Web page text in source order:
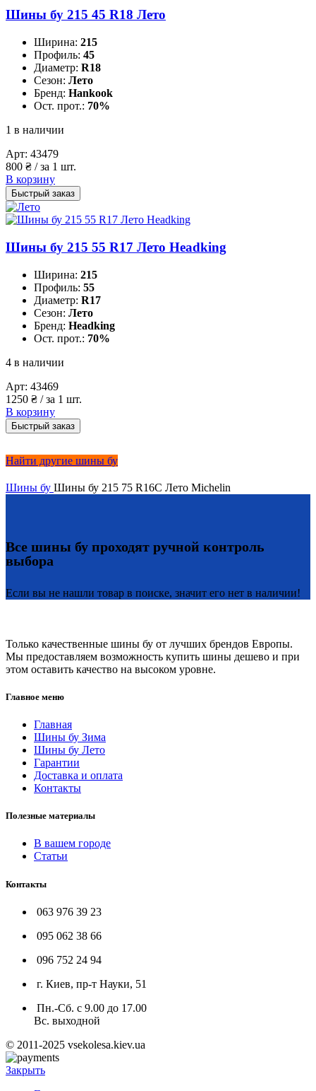
Шины бу 215 45 R18 Лето
Ширина: 215
Профиль: 45
Диаметр: R18
Сезон: Лето
Бренд: Hankook
Ост. прот.: 70%
1 в наличии
Арт: 43479
800 ₴ / за 1 шт.
В корзину
Быстрый заказ
Шины бу 215 55 R17 Лето Headking
Ширина: 215
Профиль: 55
Диаметр: R17
Сезон: Лето
Бренд: Headking
Ост. прот.: 70%
4 в наличии
Арт: 43469
1250 ₴ / за 1 шт.
В корзину
Быстрый заказ
Найти другие шины бу
Шины бу Шины бу 215 75 R16C Лето Michelin
Все шины бу проходят ручной контроль
выбора
Если вы не нашли товар в поиске, значит его нет в наличии!
Только качественные шины бу от лучших брендов Европы.
Мы предоставляем возможность купить шины дешево и при
этом оставить качество на высоком уровне.
Главное меню
Главная
Шины бу Зима
Шины бу Лето
Гарантии
Доставка и оплата
Контакты
Полезные материалы
В вашем городе
Статьи
Контакты
063 976 39 23
095 062 38 66
096 752 24 94
г. Киев, пр-т Науки, 51
Пн.-Сб. с 9.00 до 17.00
Вс. выходной
© 2011-2025 vsekolesa.kiev.ua
Закрыть